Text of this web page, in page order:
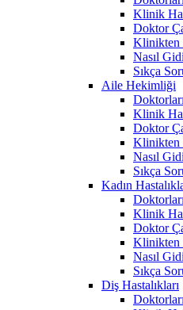
Klinik
Doktor
Klinikten
Nasıl
Sıkça
Aile Hekimliği
Klinik
Doktor
Klinikten
Nasıl
Sıkça
Kadın
Klinik
Doktor
Klinikten
Nasıl
Sıkça
Diş Hastalıkları